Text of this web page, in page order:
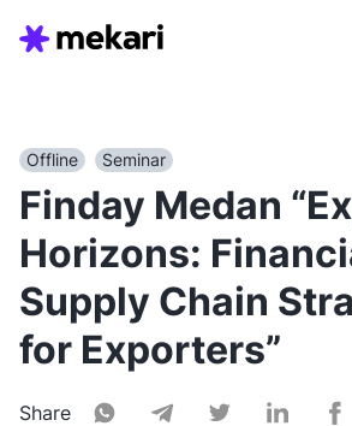
Offline Seminar
Finday Medan
Horizons:
Supply Chain
for Exporters”
Share